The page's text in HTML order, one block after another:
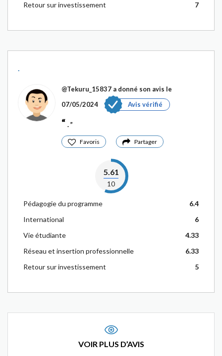
Retour sur investissement
7
.
@Tekuru_15837 a donné son avis le
07/05/2024
Avis vérifié
.
Favoris Partager
5.61
10
Pédagogie du programme
6.4
International
6
Vie étudiante
4.33
Réseau et insertion professionnelle
6.33
Retour sur investissement
5
VOIR PLUS D’AVIS